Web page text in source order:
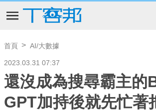
首頁 AI/大數據
2023.03.31 07:37
還沒成為搜尋霸主的
GPT加持後就先忙著